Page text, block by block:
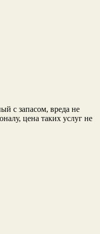
с запасом, вреда не
цена таких услуг не